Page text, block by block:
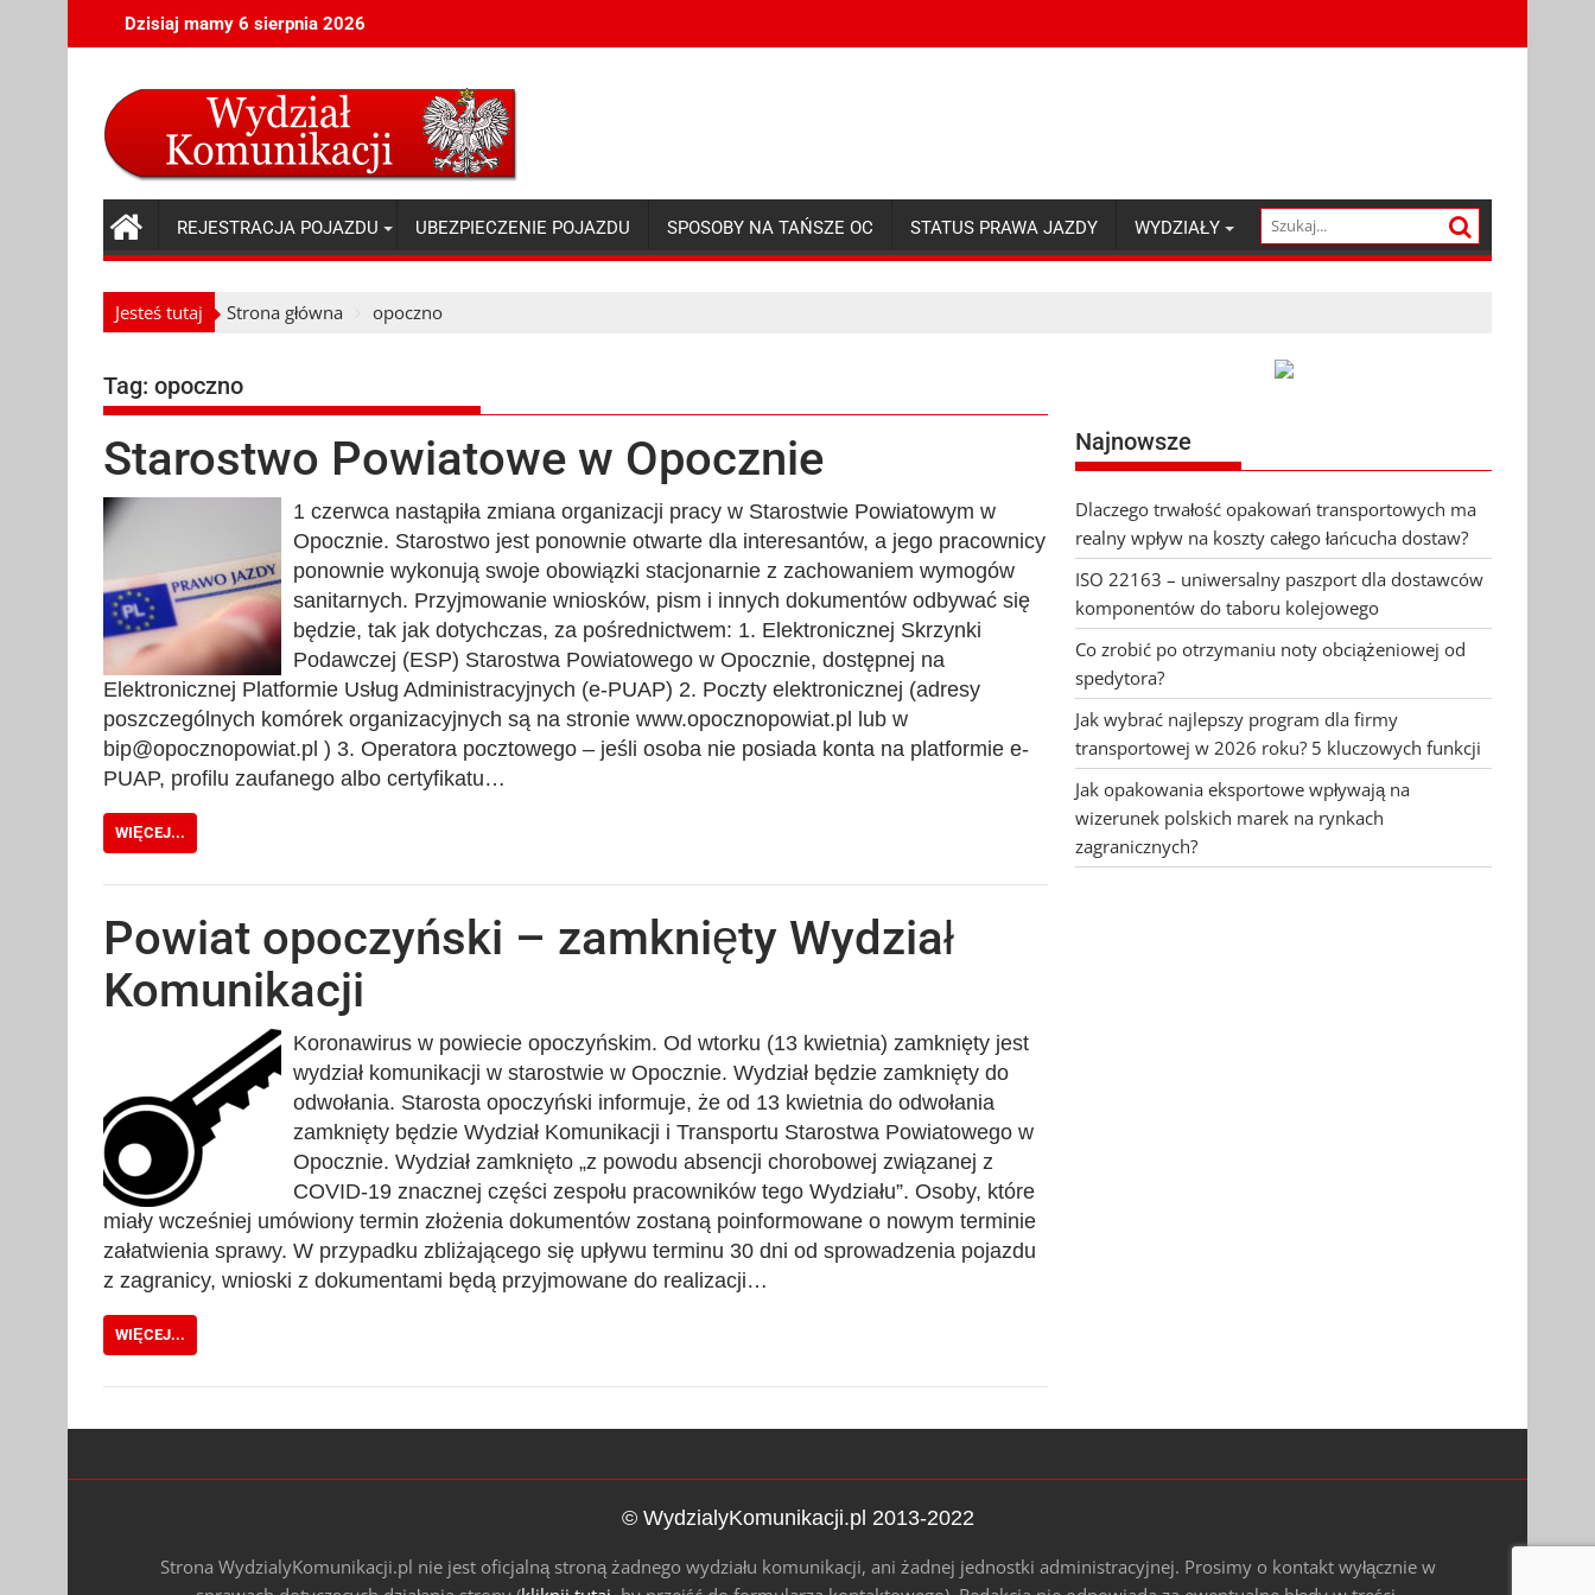
to
Dzisiaj mamy 6 sierpnia 2026
REJESTRACJA POJAZDU UBEZPIECZENIE POJAZDU SPOSOBY NA TAŃSZE OC STATUS PRAWA JAZDY WYDZIAŁY
Jesteś tutaj Strona główna opoczno
Tag: opoczno
Starostwo Powiatowe w Opocznie
1 czerwca nastąpiła zmiana organizacji pracy w Starostwie Powiatowym w
Opocznie. Starostwo jest ponownie otwarte dla interesantów, a jego pracownicy
ponownie wykonują swoje obowiązki stacjonarnie z zachowaniem wymogów
sanitarnych. Przyjmowanie wniosków, pism i innych dokumentów odbywać się
będzie, tak jak dotychczas, za pośrednictwem: 1. Elektronicznej Skrzynki
Podawczej (ESP) Starostwa Powiatowego w Opocznie, dostępnej na
Elektronicznej Platformie Usług Administracyjnych (e-PUAP) 2. Poczty elektronicznej (adresy
poszczególnych komórek organizacyjnych są na stronie www.opocznopowiat.pl lub w
bip@opocznopowiat.pl ) 3. Operatora pocztowego – jeśli osoba nie posiada konta na platformie e-
PUAP, profilu zaufanego albo certyfikatu…
WIĘCEJ...
Powiat opoczyński – zamknięty Wydział
Komunikacji
Koronawirus w powiecie opoczyńskim. Od wtorku (13 kwietnia) zamknięty jest
wydział komunikacji w starostwie w Opocznie. Wydział będzie zamknięty do
odwołania. Starosta opoczyński informuje, że od 13 kwietnia do odwołania
zamknięty będzie Wydział Komunikacji i Transportu Starostwa Powiatowego w
Opocznie. Wydział zamknięto „z powodu absencji chorobowej związanej z
COVID-19 znacznej części zespołu pracowników tego Wydziału”. Osoby, które
miały wcześniej umówiony termin złożenia dokumentów zostaną poinformowane o nowym terminie
załatwienia sprawy. W przypadku zbliżającego się upływu terminu 30 dni od sprowadzenia pojazdu
z zagranicy, wnioski z dokumentami będą przyjmowane do realizacji…
WIĘCEJ...
Najnowsze
Dlaczego trwałość opakowań transportowych ma
realny wpływ na koszty całego łańcucha dostaw?
ISO 22163 – uniwersalny paszport dla dostawców
komponentów do taboru kolejowego
Co zrobić po otrzymaniu noty obciążeniowej od
spedytora?
Jak wybrać najlepszy program dla firmy
transportowej w 2026 roku? 5 kluczowych funkcji
Jak opakowania eksportowe wpływają na
wizerunek polskich marek na rynkach
zagranicznych?
© WydzialyKomunikacji.pl 2013-2022
Strona WydzialyKomunikacji.pl nie jest oficjalną stroną żadnego wydziału komunikacji, ani żadnej jednostki administracyjnej. Prosimy o kontakt wyłącznie w